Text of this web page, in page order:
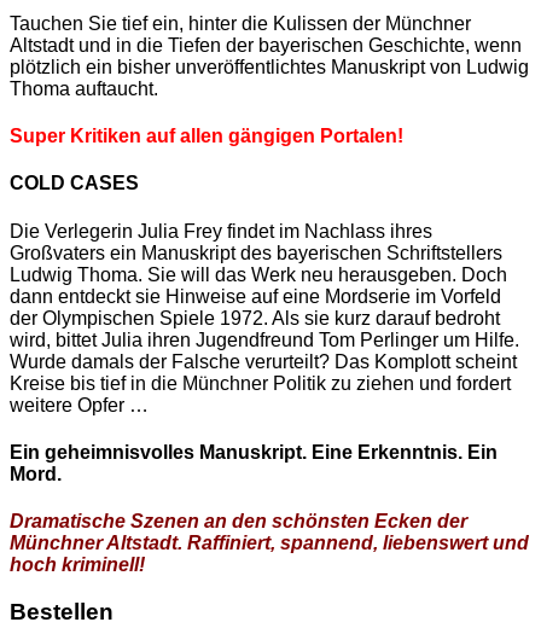
Tauchen Sie tief ein, hinter die Kulissen der Münchner
Altstadt und in die Tiefen der bayerischen Geschichte, wenn
plötzlich ein bisher unveröffentlichtes Manuskript von Ludwig
Thoma auftaucht.
Super Kritiken auf allen gängigen Portalen!
COLD CASES
Die Verlegerin Julia Frey findet im Nachlass ihres
Großvaters ein Manuskript des bayerischen Schriftstellers
Ludwig Thoma. Sie will das Werk neu herausgeben. Doch
dann entdeckt sie Hinweise auf eine Mordserie im Vorfeld
der Olympischen Spiele 1972. Als sie kurz darauf bedroht
wird, bittet Julia ihren Jugendfreund Tom Perlinger um Hilfe.
Wurde damals der Falsche verurteilt? Das Komplott scheint
Kreise bis tief in die Münchner Politik zu ziehen und fordert
weitere Opfer …
Ein geheimnisvolles Manuskript. Eine Erkenntnis. Ein
Mord.
Dramatische Szenen an den schönsten Ecken der
Münchner Altstadt. Raffiniert, spannend, liebenswert und
hoch kriminell!
Bestellen